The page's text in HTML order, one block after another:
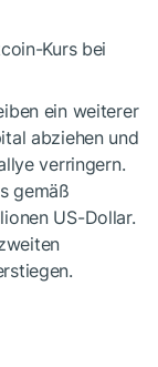
Kurs bei
ein weiterer
abziehen und
verringern.
gemäß
US-Dollar.